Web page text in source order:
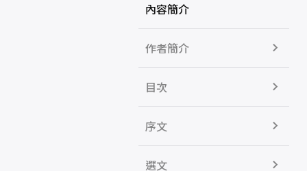
內容簡介
作者簡介
目次
序文
選文